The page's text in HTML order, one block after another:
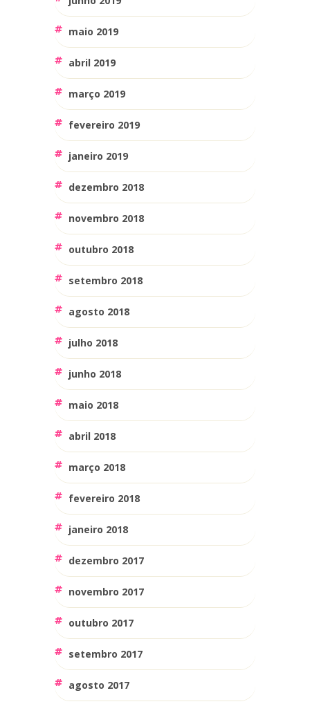
maio 2019
abril 2019
março 2019
fevereiro 2019
janeiro 2019
dezembro 2018
novembro 2018
outubro 2018
setembro 2018
agosto 2018
julho 2018
junho 2018
maio 2018
abril 2018
março 2018
fevereiro 2018
janeiro 2018
dezembro 2017
novembro 2017
outubro 2017
setembro 2017
agosto 2017